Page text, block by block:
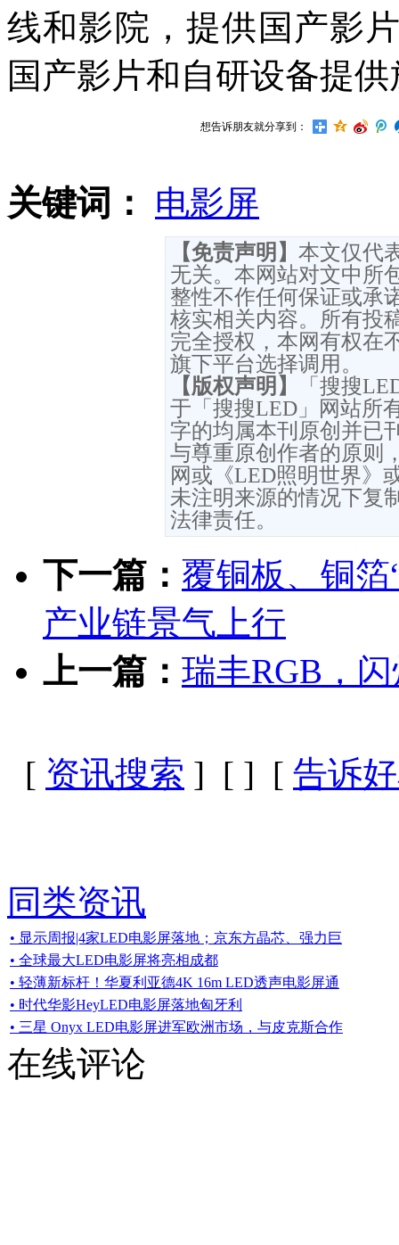
线和影院，提供国产影
国产影片和自研设备提
想告诉朋友就分享到：
关键词： 电影屏
【免责声明】 本文仅代
无关。本网站对文中所
整性不作任何保证或承
核实相关内容。所有投
完全授权，本网有权在
旗下平台选择调用。
【版权声明】
「搜搜
于「搜搜LED」网站所
字的均属本刊原创并已
与尊重原创作者的原则
网或《LED照明世界》
未注明来源的情况下复
法律责任。
下一篇： 覆铜板、铜箔
产业链景气上行
上一篇： 瑞丰RGB，
[ 资讯搜索 ] [ ] [ 告诉
同类资讯
• 显示周报|4家LED电影屏落地；京东方晶芯、强力巨
• 全球最大LED电影屏将亮相成都
• 轻薄新标杆！华夏利亚德4K 16m LED透声电影屏通
• 时代华影HeyLED电影屏落地匈牙利
• 三星 Onyx LED电影屏进军欧洲市场，与皮克斯合作
在线评论